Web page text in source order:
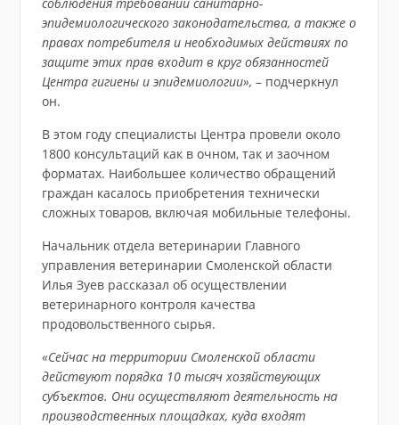
эпидемиологического законодательства, а также о
правах потребителя и необходимых действиях по
защите этих прав входит в круг обязанностей
Центра гигиены и эпидемиологии», – подчеркнул
он.
В этом году специалисты Центра провели около
1800 консультаций как в очном, так и заочном
форматах. Наибольшее количество обращений
граждан касалось приобретения технически
сложных товаров, включая мобильные телефоны.
Начальник отдела ветеринарии Главного
управления ветеринарии Смоленской области
Илья Зуев рассказал об осуществлении
ветеринарного контроля качества
продовольственного сырья.
«Сейчас на территории Смоленской области
действуют порядка 10 тысяч хозяйствующих
субъектов. Они осуществляют деятельность на
производственных площадках, куда входят